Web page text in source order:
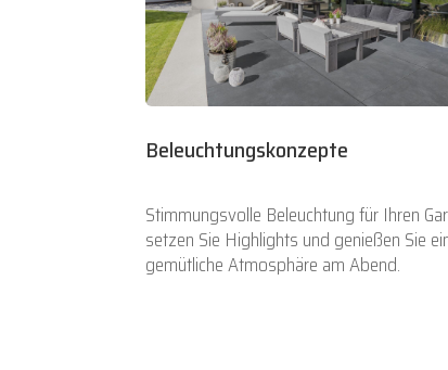
Beleuchtungskonzepte
Stimmungsvolle Beleuchtung für Ihren
setzen Sie Highlights und genießen Sie
gemütliche Atmosphäre am Abend.